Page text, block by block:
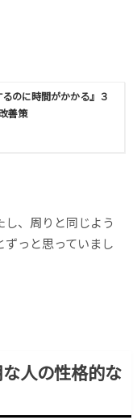
るのに時間がかかる』３
善策
、周りと同じよう
ずっと思っていまし
人の性格的な